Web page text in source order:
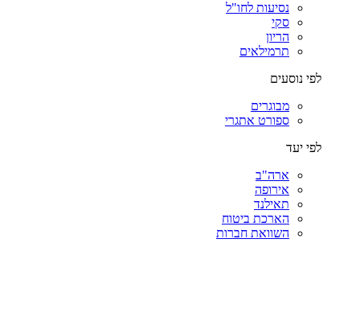
נסיעות לחו"ל
סקי
הריון
תרמילאים
לפי נוסעים
מבוגרים
ספורט אתגרי
לפי יעד
ארה"ב
אירופה
תאילנד
הארכת ביטוח
השוואת חברות